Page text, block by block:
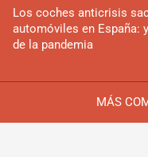
MÁS
Los coches anticrisis
automóviles en España:
de la pandemia